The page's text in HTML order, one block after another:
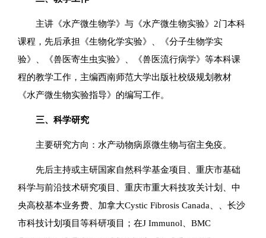
主讲《水产微生物学》与《水产微生物实验》2门本科
课程，先后承担《生物化学实验》、《分子生物学实
验》、《兽医寄生虫实验》、《兽医流行病学》等本科课
程的教学工作，主编西南师范大学出版社校级规划教材
《水产微生物实验指导》的编写工作。
三、科学研究
主要研究方向：水产动物病原微生物与宿主免疫。
先后主持或主研国家自然科学基金项目、重庆市基础
科学与前沿技术研究项目、重庆市重大科技攻关计划、中
央高校基本业务费、加拿大Cystic Fibrosis Canada、、长沙
市科技计划项目等科研项目；在J Immunol
BMC